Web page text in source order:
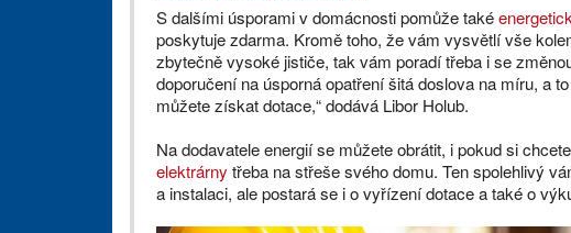
S dalšími úsporami v domácnosti pomůže také
poskytuje zdarma. Kromě toho, že vám vysvětlí vše
zbytečně vysoké jističe, tak vám poradí třeba i se
doporučení na úsporná opatření šitá doslova na míru, a
můžete získat dotace,“ dodává Libor Holub.
Na dodavatele energií se můžete obrátit, i pokud si
elektrárny třeba na střeše svého domu. Ten spolehlivý
a instalaci, ale postará se i o vyřízení dotace a také o